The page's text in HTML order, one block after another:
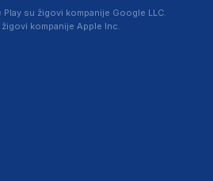
su žigovi kompanije Google LLC.
kompanije Apple Inc.